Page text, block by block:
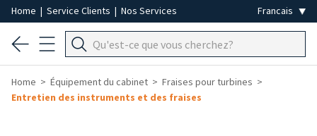
Home | Service Clients | Nos Services
Home Équipement du cabinet
Fraises pour turbines
Entretien des instruments et des fraises